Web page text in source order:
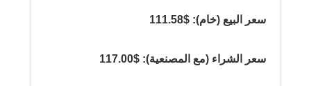
سعر البيع (خام): $111.58
سعر الشراء (مع المصنعية): $117.00